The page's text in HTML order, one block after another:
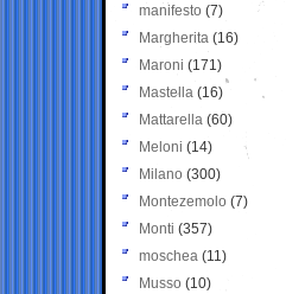
manifesto (7)
Margherita (16)
Maroni (171)
Mastella (16)
Mattarella (60)
Meloni (14)
Milano (300)
Montezemolo (7)
Monti (357)
moschea (11)
Musso (10)